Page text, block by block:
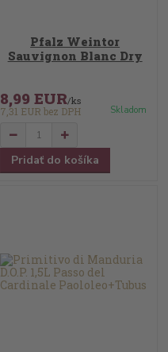
Pfalz Weintor
Sauvignon Blanc Dry
8,99 EUR/ks
7,31 EURbez DPH Skladom
Pridať do košíka